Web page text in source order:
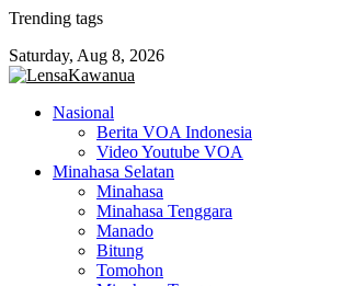
Skip
content
Trending tags
Saturday, Aug 8, 2026
Nasional
Berita VOA Indonesia
Video Youtube VOA
Minahasa Selatan
Minahasa
Minahasa Tenggara
Manado
Bitung
Tomohon